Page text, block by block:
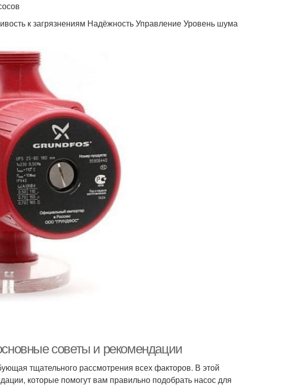
к загрязнениям Надёжность Управление Уровень шума
советы и рекомендации
тщательного рассмотрения всех факторов. В этой
которые помогут вам правильно подобрать насос для